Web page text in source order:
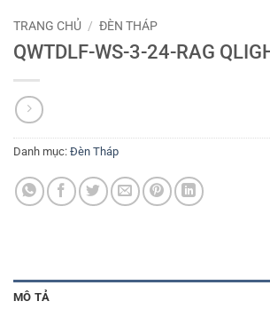
TRANG CHỦ / ĐÈN THÁP
QWTDLF-WS-3-24-RAG
Danh mục: Đèn Tháp
MÔ TẢ